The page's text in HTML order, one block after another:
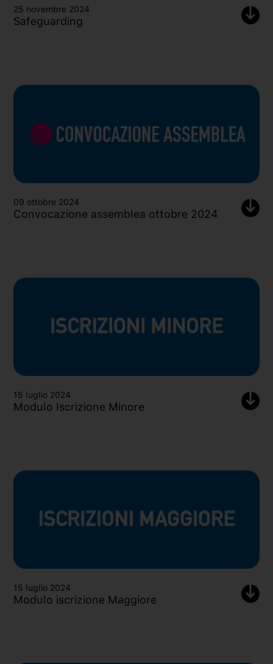
25 novembre 2024
Safeguarding
09 ottobre 2024
Convocazione assemblea ottobre 2024
15 luglio 2024
Modulo Iscrizione Minore
15 luglio 2024
Modulo iscrizione Maggiore